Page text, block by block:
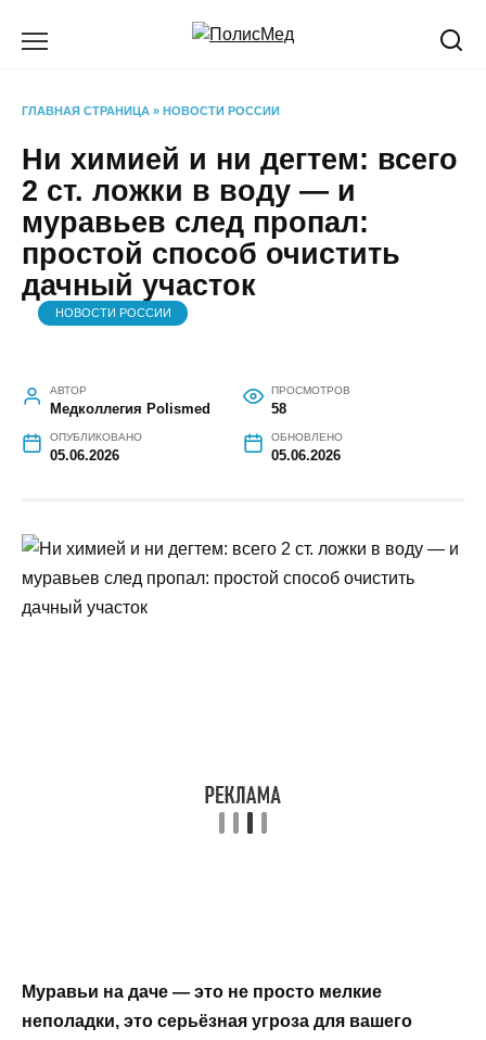
ГЛАВНАЯ СТРАНИЦА » НОВОСТИ РОССИИ
Ни химией и ни дегтем: всего
2 ст. ложки в воду — и
муравьев след пропал:
простой способ очистить
дачный участок
НОВОСТИ РОССИИ
АВТОР
Медколлегия Polismed
ПРОСМОТРОВ
58
ОПУБЛИКОВАНО
05.06.2026
ОБНОВЛЕНО
05.06.2026
Муравьи на даче — это не просто мелкие
неполадки, это серьёзная угроза для вашего